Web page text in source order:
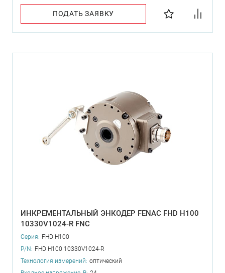
ПОДАТЬ ЗАЯВКУ
ИНКРЕМЕНТАЛЬНЫЙ ЭНКОДЕР FENAC FHD H100
10330V1024-R FNC
Серия: FHD H100
P/N: FHD H100 10330V1024-R
Технология измерений: оптический